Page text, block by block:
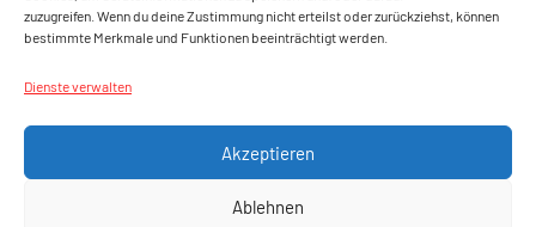
zuzugreifen. Wenn du deine Zustimmung nicht erteilst oder zurückziehst, können
bestimmte Merkmale und Funktionen beeinträchtigt werden.
Dienste verwalten
Akzeptieren
Ablehnen
YouTube